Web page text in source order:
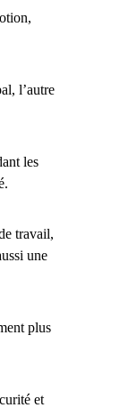
l’autre
les
travail,
une
plus
et